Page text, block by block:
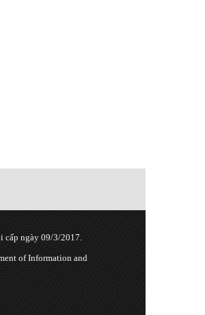
cấp ngày 09/3/2017.
of Information and